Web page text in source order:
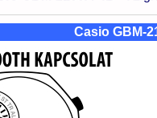
Casio GBM-